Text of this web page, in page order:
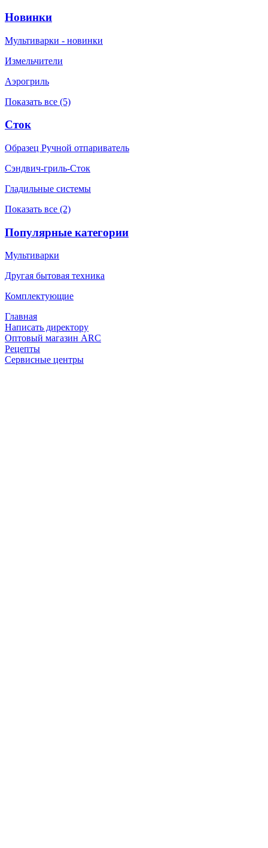
Новинки
Мультиварки - новинки
Измельчители
Аэрогриль
Показать все (5)
Сток
Образец Ручной отпариватель
Сэндвич-гриль-Сток
Гладильные системы
Показать все (2)
Популярные категории
Мультиварки
Другая бытовая техника
Комплектующие
Главная
Написать директору
Оптовый магазин ARC
Рецепты
Сервисные центры